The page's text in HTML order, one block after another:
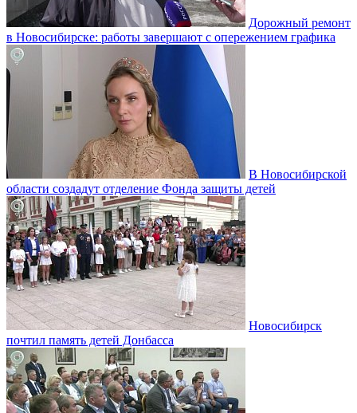
Дорожный ремонт
в Новосибирске: работы завершают с опережением графика
В Новосибирской
области создадут отделение Фонда защиты детей
Новосибирск
почтил память детей Донбасса